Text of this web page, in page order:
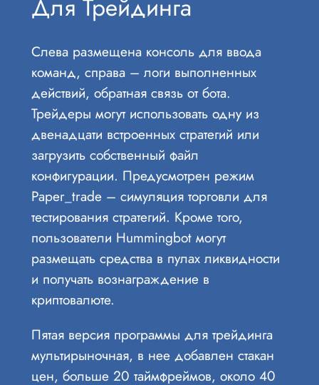
Для Трейдинга
Слева размещена консоль для ввода
команд, справа – логи выполненных
действий, обратная связь от бота.
Трейдеры могут использовать одну из
двенадцати встроенных стратегий или
загрузить собственный файл
конфигурации. Предусмотрен режим
Paper_trade – симуляция торговли для
тестирования стратегий. Кроме того,
пользователи Hummingbot могут
размещать средства в пулах ликвидности
и получать вознаграждение в
криптовалюте.
Пятая версия программы для трейдинга
мультирыночная, в нее добавлен стакан
цен, больше 20 таймфреймов, около 40